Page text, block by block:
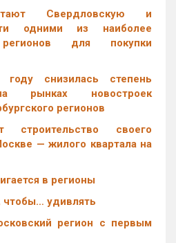
Свердловскую и
одними из наиболее
регионов для покупки
снизилась степень
рынках новостроек
регионов
строительство своего
— жилого квартала на
в регионы
чтобы… удивлять
регион с первым